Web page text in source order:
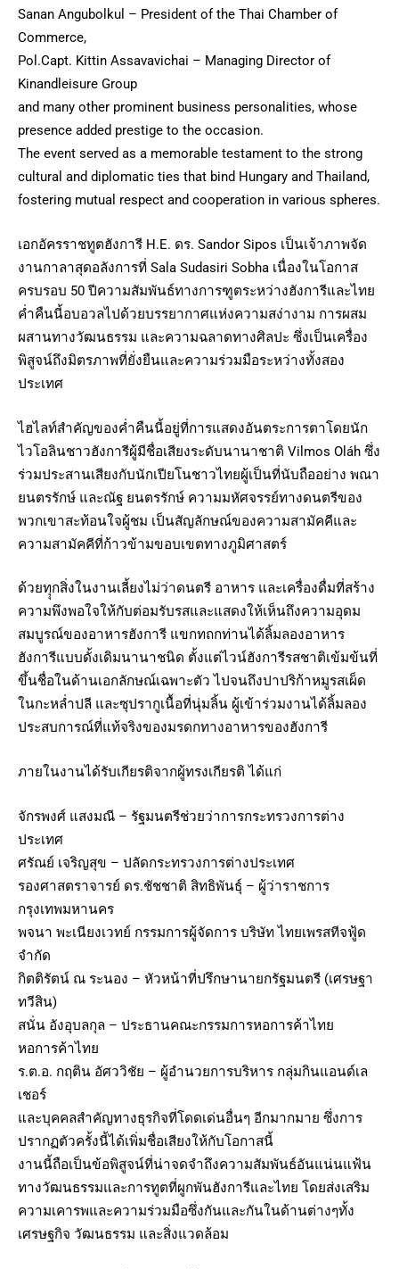
Sanan Angubolkul – President of the Thai Chamber of
Commerce,
Pol.Capt. Kittin Assavavichai – Managing Director of
Kinandleisure Group
and many other prominent business personalities, whose
presence added prestige to the occasion.
The event served as a memorable testament to the strong
cultural and diplomatic ties that bind Hungary and Thailand,
fostering mutual respect and cooperation in various spheres.
เอกอัครราชทูตฮังการี H.E. ดร. Sandor Sipos เป็นเจ้าภาพจัด
งานกาลาสุดอลังการที่ Sala Sudasiri Sobha เนื่องในโอกาส
ครบรอบ 50 ปีความสัมพันธ์ทางการฑูตระหว่างฮังการีและไทย
ค่ำคืนนี้อบอวลไปด้วยบรรยากาศแห่งความสง่างาม การผสม
ผสานทางวัฒนธรรม และความฉลาดทางศิลปะ ซึ่งเป็นเครื่อง
พิสูจน์ถึงมิตรภาพที่ยั่งยืนและความร่วมมือระหว่างทั้งสอง
ประเทศ
ไฮไลท์สำคัญของค่ำคืนนี้อยู่ที่การแสดงอันตระการตาโดยนัก
ไวโอลินชาวฮังการีผู้มีชื่อเสียงระดับนานาชาติ Vilmos Oláh ซึ่ง
ร่วมประสานเสียงกับนักเปียโนชาวไทยผู้เป็นที่นับถืออย่าง พณา
ยนตรรักษ์ และณัฐ ยนตรรักษ์ ความมหัศจรรย์ทางดนตรีของ
พวกเขาสะท้อนใจผู้ชม เป็นสัญลักษณ์ของความสามัคคีและ
ความสามัคคีที่ก้าวข้ามขอบเขตทางภูมิศาสตร์
ด้วยทุุกสิ่งในงานเลี้ยงไม่ว่าดนตรี อาหาร และเครื่องดื่มที่สร้าง
ความพึงพอใจให้กับต่อมรับรสและแสดงให้เห็นถึงความอุดม
สมบูรณ์ของอาหารฮังการี แขกทถกท่านได้ลิ้มลองอาหาร
ฮังการีแบบดั้งเดิมนานาชนิด ตั้งแต่ไวน์ฮังการีรสชาติเข้มข้นที่
ขึ้นชื่อในด้านเอกลักษณ์เฉพาะตัว ไปจนถึงปาปริก้าหมูรสเผ็ด
ในกะหล่ำปลี และซุปรากูเนื้อที่นุ่มลิ้น ผู้เข้าร่วมงานได้ลิ้มลอง
ประสบการณ์ที่แท้จริงของมรดกทางอาหารของฮังการี
ภายในงานได้รับเกียรติจากผู้ทรงเกียรติ ได้แก่
จักรพงศ์ แสงมณี – รัฐมนตรีช่วยว่าการกระทรวงการต่าง
ประเทศ
ศรัณย์ เจริญสุข – ปลัดกระทรวงการต่างประเทศ
รองศาสตราจารย์ ดร.ชัชชาติ สิทธิพันธุ์ – ผู้ว่าราชการ
กรุงเทพมหานคร
พจนา พะเนียงเวทย์ กรรมการผู้จัดการ บริษัท ไทยเพรสทีจฟู้ด
จำกัด
กิตติรัตน์ ณ ระนอง – หัวหน้าที่ปรึกษานายกรัฐมนตรี (เศรษฐา
ทวีสิน)
สนั่น อังอุบลกุล – ประธานคณะกรรมการหอการค้าไทย
หอการค้าไทย
ร.ต.อ. กฤติน อัศววิชัย – ผู้อำนวยการบริหาร กลุ่มกินแอนด์เล
เชอร์
และบุคคลสำคัญทางธุรกิจที่โดดเด่นอื่นๆ อีกมากมาย ซึ่งการ
ปรากฏตัวครั้งนี้ได้เพิ่มชื่อเสียงให้กับโอกาสนี้
งานนี้ถือเป็นข้อพิสูจน์ที่น่าจดจำถึงความสัมพันธ์อันแน่นแฟ้น
ทางวัฒนธรรมและการทูตที่ผูกพันฮังการีและไทย โดยส่งเสริม
ความเคารพและความร่วมมือซึ่งกันและกันในด้านต่างๆทั้ง
เศรษฐกิจ วัฒนธรรม และสิ่งแวดล้อม